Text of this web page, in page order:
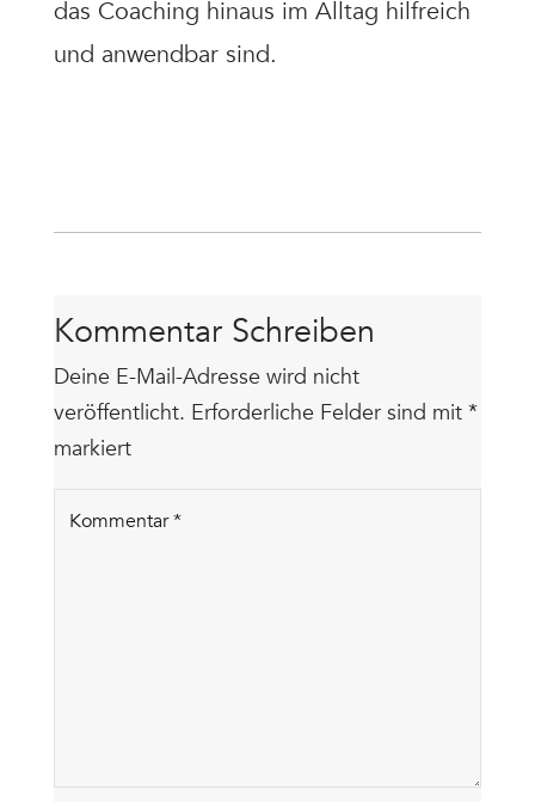
das Coaching hinaus im Alltag hilfreich
und anwendbar sind.
Kommentar Schreiben
Deine E-Mail-Adresse wird nicht
veröffentlicht. Erforderliche Felder sind mit *
markiert